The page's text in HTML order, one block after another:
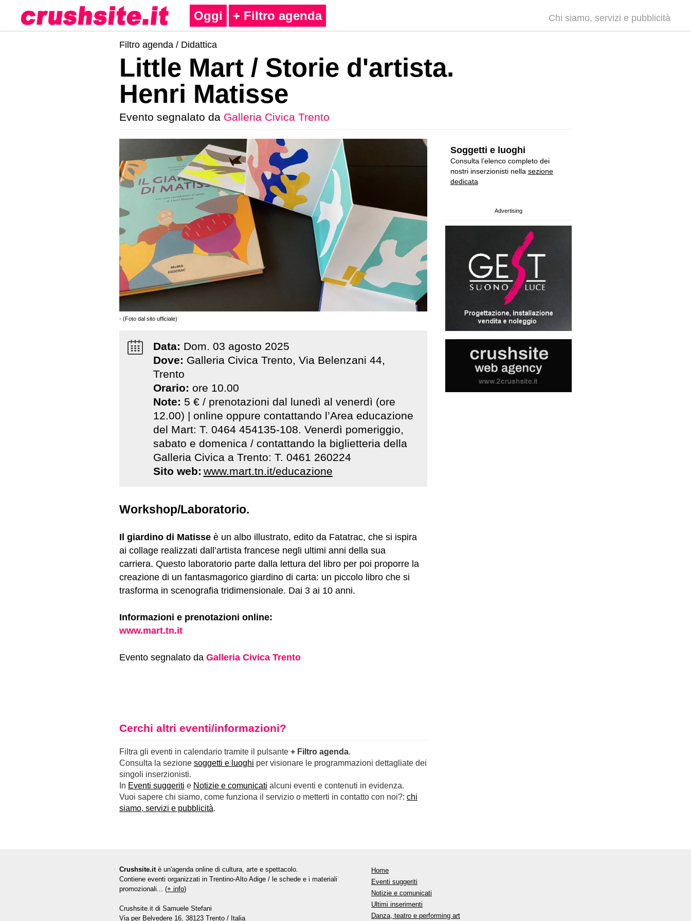
Oggi + Filtro agenda Chi siamo, servizi e pubblicità
Filtro agenda / Didattica
Little Mart / Storie d'artista.
Henri Matisse
Evento segnalato da Galleria Civica Trento
- (Foto dal sito ufficiale)
Data: Dom. 03 agosto 2025
Dove: Galleria Civica Trento, Via Belenzani 44,
Trento
Orario: ore 10.00
Note: 5 € / prenotazioni dal lunedì al venerdì (ore
12.00) | online oppure contattando l’Area educazione
del Mart: T. 0464 454135-108. Venerdì pomeriggio,
sabato e domenica / contattando la biglietteria della
Galleria Civica a Trento: T. 0461 260224
Sito web: www.mart.tn.it/educazione
Workshop/Laboratorio.
Il giardino di Matisse è un albo illustrato, edito da Fatatrac, che si ispira
ai collage realizzati dall’artista francese negli ultimi anni della sua
carriera. Questo laboratorio parte dalla lettura del libro per poi proporre la
creazione di un fantasmagorico giardino di carta: un piccolo libro che si
trasforma in scenografia tridimensionale. Dai 3 ai 10 anni.
Informazioni e prenotazioni online:
www.mart.tn.it
Evento segnalato da Galleria Civica Trento
Cerchi altri eventi/informazioni?
Filtra gli eventi in calendario tramite il pulsante + Filtro agenda.
Consulta la sezione soggetti e luoghi per visionare le programmazioni dettagliate dei
singoli inserzionisti.
In Eventi suggeriti e Notizie e comunicati alcuni eventi e contenuti in evidenza.
Vuoi sapere chi siamo, come funziona il servizio o metterti in contatto con noi?: chi
siamo, servizi e pubblicità.
Soggetti e luoghi
Consulta l’elenco completo dei
nostri inserzionisti nella sezione
dedicata
Advertising
Crushsite.it è un'agenda online di cultura, arte e spettacolo.
Contiene eventi organizzati in Trentino-Alto Adige / le schede e i materiali
promozionali... (+ info)
Crushsite.it di Samuele Stefani
Via per Belvedere 16, 38123 Trento / Italia
Home
Eventi suggeriti
Notizie e comunicati
Ultimi inserimenti
Danza, teatro e performing art